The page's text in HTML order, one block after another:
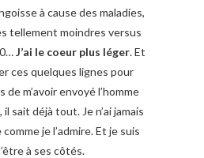
à cause des maladies,
tellement moindres versus
J’ai le coeur plus léger. Et
ces quelques lignes pour
de m’avoir envoyé l’homme
sait déjà tout. Je n’ai jamais
je l’admire. Et je suis
à ses côtés.